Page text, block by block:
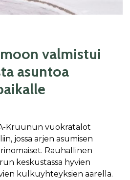
valmistui
asuntoa
Kruunun vuokratalot
jossa arjen asumisen
Rauhallinen
keskustassa hyvien
kulkuyhteyksien äärellä.